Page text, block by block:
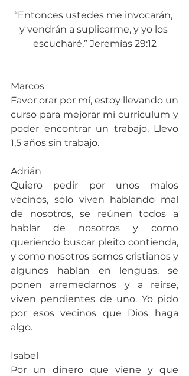
“Entonces ustedes me invocarán,
y vendrán a suplicarme, y yo los
escucharé.” Jeremías 29:12
Marcos
Favor orar por mí, estoy llevando un
curso para mejorar mi currículum y
poder encontrar un trabajo. Llevo
1,5 años sin trabajo.
Adrián
Quiero pedir por unos malos
vecinos, solo viven hablando mal
de nosotros, se reúnen todos a
hablar de nosotros y como
queriendo buscar pleito contienda,
y como nosotros somos cristianos y
algunos hablan en lenguas, se
ponen arremedarnos y a reírse,
viven pendientes de uno. Yo pido
por esos vecinos que Dios haga
algo.
Isabel
Por un dinero que viene y que